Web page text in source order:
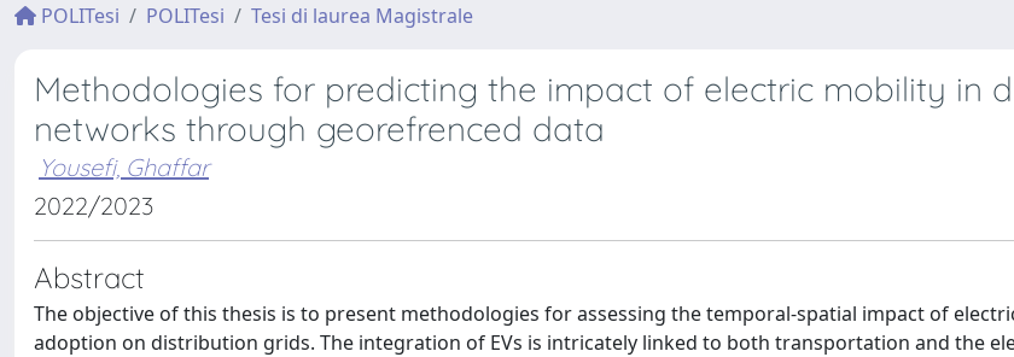
POLITesi POLITesi Tesi di laurea Magistrale
Methodologies for predicting the impact of electric mobility in
networks through georefrenced data
Yousefi, Ghaffar
2022/2023
Abstract
The objective of this thesis is to present methodologies for assessing the temporal-spatial impact of
adoption on distribution grids. The integration of EVs is intricately linked to both transportation and the